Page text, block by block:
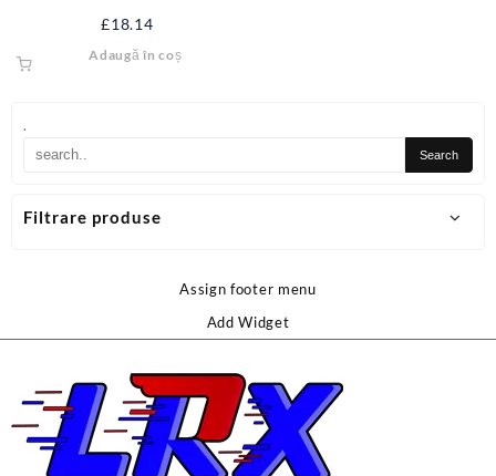
.
Filtrare produse
£18.14
Adaugă în coș
Assign footer menu
Add Widget